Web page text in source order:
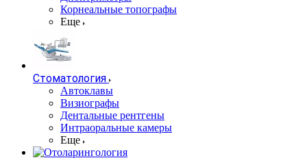
Корнеальные топографы
Еще
Стоматология
Автоклавы
Визиографы
Дентальные рентгены
Интраоральные камеры
Еще